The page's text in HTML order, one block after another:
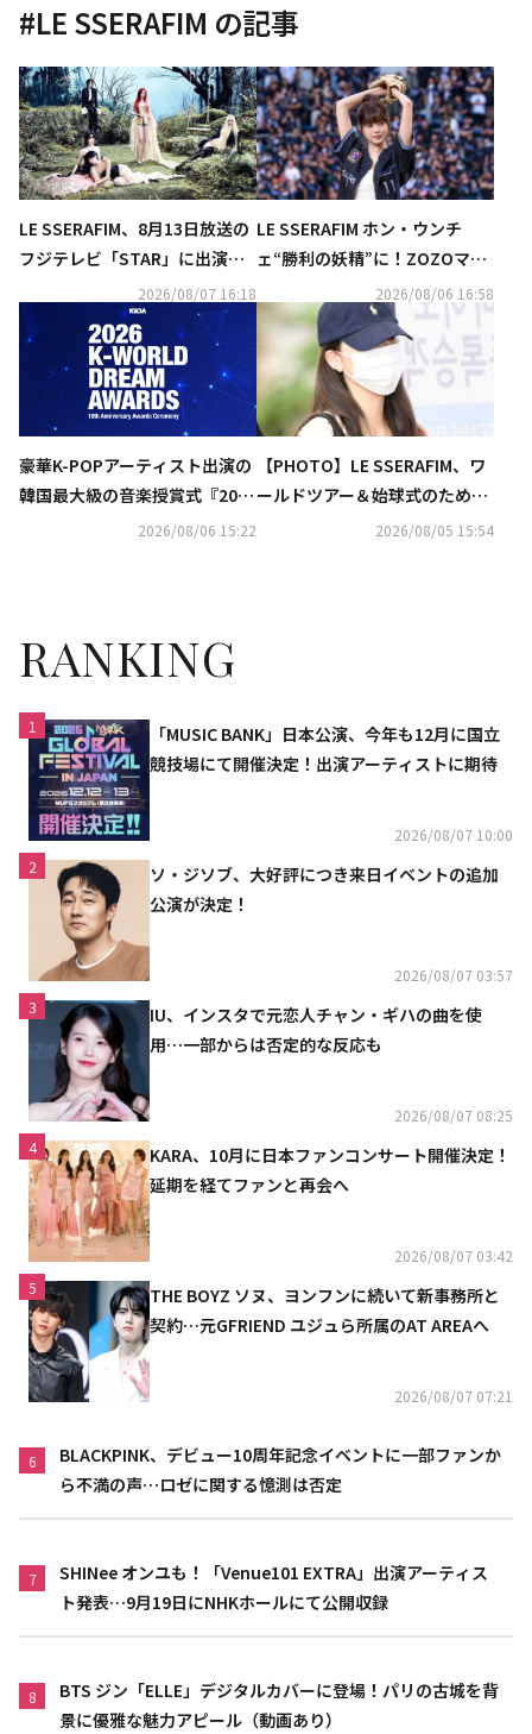
#LE SSERAFIM の記事
LE SSERAFIM、8月13日放送の
フジテレビ「STAR」に出演決
定！RIIZE＆INIの生コラボも
2026/08/07 16:18
LE SSERAFIM ホン・ウンチ
ェ“勝利の妖精”に！ZOZOマリ
ンスタジアムで始球式2026/08/06 16:58
豪華K-POPアーティスト出演の
韓国最大級の音楽授賞式『2026
K-WORLD DREAM AWARDS』8
2026/08/06 15:22
【PHOTO】LE SSERAFIM、ワ
ールドツアー＆始球式のため日
本へ！（動画あり）2026/08/05 15:54
RANKING
1
「MUSIC BANK」日本公演、今年も12月に国立
競技場にて開催決定！出演アーティストに期待
2026/08/07 10:00
2
ソ・ジソブ、大好評につき来日イベントの追加
公演が決定！
2026/08/07 03:57
3
IU、インスタで元恋人チャン・ギハの曲を使
用…一部からは否定的な反応も
2026/08/07 08:25
4
KARA、10月に日本ファンコンサート開催決定！
延期を経てファンと再会へ
2026/08/07 03:42
5
THE BOYZ ソヌ、ヨンフンに続いて新事務所と
契約…元GFRIEND ユジュら所属のAT AREAへ
2026/08/07 07:21
6
BLACKPINK、デビュー10周年記念イベントに一部ファンか
ら不満の声…ロゼに関する憶測は否定
7
SHINee オンユも！「Venue101 EXTRA」出演アーティス
ト発表…9月19日にNHKホールにて公開収録
8
BTS ジン「ELLE」デジタルカバーに登場！パリの古城を背
景に優雅な魅力アピール（動画あり）